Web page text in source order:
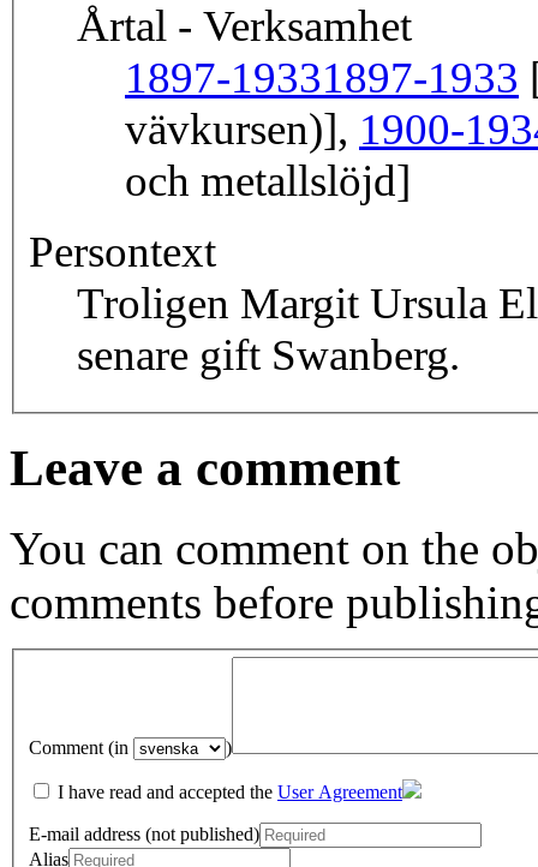
Årtal - Verksamhet
1897-19331897-1933
vävkursen)], 1900-
och metallslöjd]
Persontext
Troligen Margit Ursula
senare gift Swanberg.
Leave a comment
You can comment on the
comments before
Comment (in )
I have read and accepted the User Agreement
E-mail address (not published)
Alias